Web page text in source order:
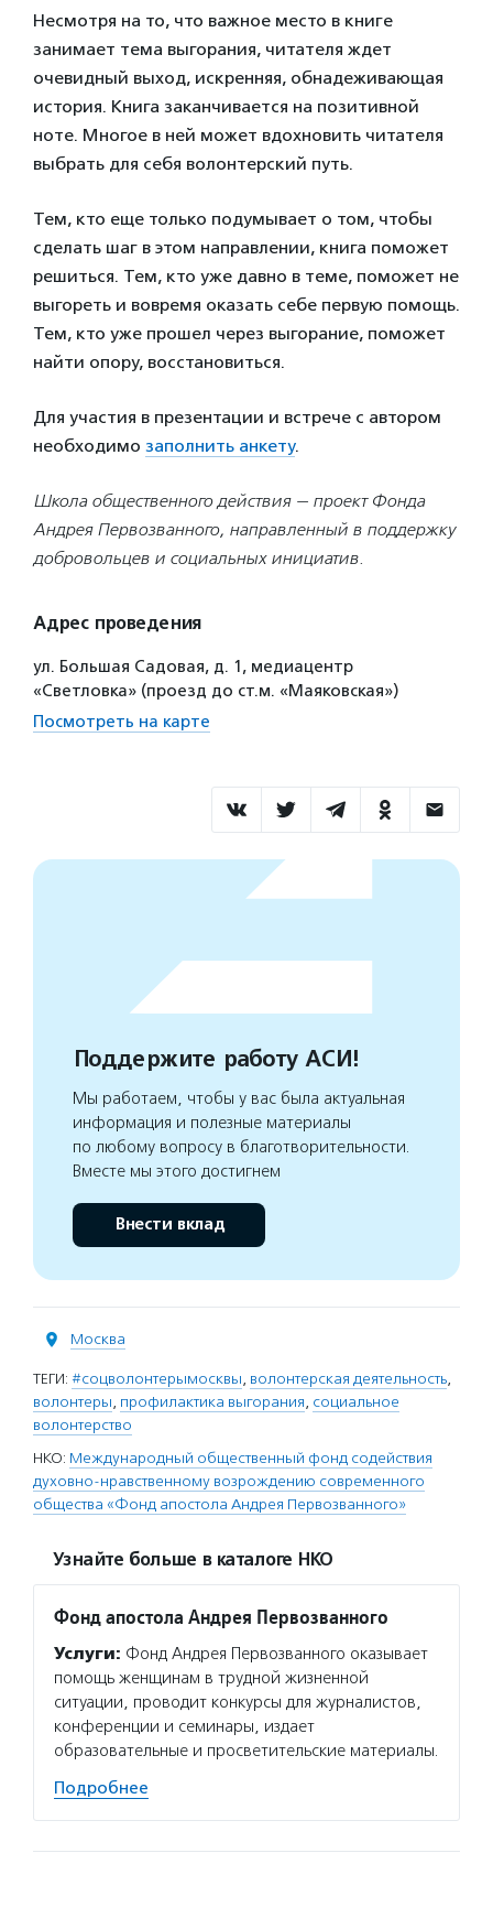
Несмотря на то, что важное место в книге
занимает тема выгор­ания, читателя ждет
очевидный выход, искр­енняя, обнадеживающая
история. Книга зак­анчивается на позити­вной
ноте. Многое в ней может вдохновить читателя
выбрать для себя волонтерский путь.
Тем, кто еще только подумывает о том, чт­обы
сделать шаг в эт­ом направлении, книга поможет
решиться. Тем, кто уже давно в теме, поможет не
вы­гореть и вовремя ока­зать себе первую пом­ощь.
Тем, кто уже пр­ошел через выгорание, поможет
найти опор­у, восстановиться.
Для участия в презентации и встрече с автором
необходимо заполнить анкету.
Школа общественного действия — проект Фонда
Андрея Первозванного, направленный в поддержку
добровольцев и социальных инициатив.
Адрес проведения
ул. Большая Садовая, д. 1, медиацентр
«Светловка» (проезд до ст.м. «Маяковская»)
Посмотреть на карте
Поддержите работу АСИ!
Мы работаем, чтобы у вас была актуальная
информация и полезные материалы
по любому вопросу в благотворительности.
Вместе мы этого достигнем
Внести вклад
Москва
ТЕГИ: #соцволонтерымосквы, волонтерская деятельность,
волонтеры, профилактика выгорания, социальное
волонтерство
НКО: Международный общественный фонд содействия
духовно-нравственному возрождению современного
общества «Фонд апостола Андрея Первозванного»
Узнайте больше в каталоге НКО
Фонд апостола Андрея Первозванного
Услуги: Фонд Андрея Первозванного оказывает
помощь женщинам в трудной жизненной
ситуации, проводит конкурсы для журналистов,
конференции и семинары, издает
образовательные и просветительские материалы.
Подробнее